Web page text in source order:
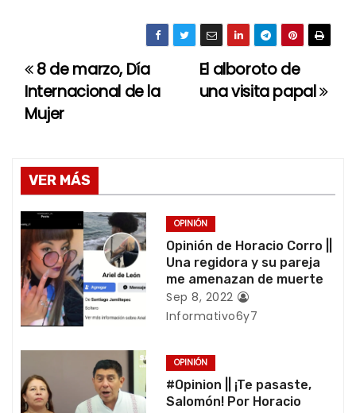
N
a
e
g
a
c
i
ó
n
El alboroto de
una visita papal
8 de marzo, Día
Internacional de la
Mujer
VER MÁS
OPINIÓN
Opinión de Horacio Corro ||
Una regidora y su pareja
me amenazan de muerte
Sep 8, 2022
Informativo6y7
OPINIÓN
#Opinion || ¡Te pasaste,
Salomón! Por Horacio